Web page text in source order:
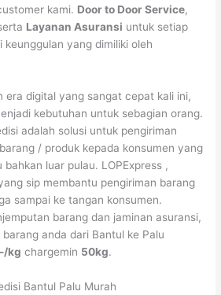
kami. Door to Door Service,
Layanan Asuransi untuk setiap
keunggulan yang dimiliki oleh
era digital yang sangat cepat kali ini,
kebutuhan untuk sebagian orang.
adalah solusi untuk pengiriman
/ produk kepada konsumen yang
luar pulau. LOPExpress ,
sip membantu pengiriman barang
sampai ke tangan konsumen.
barang dan jaminan asuransi,
anda dari Bantul ke Palu
kg chargemin 50kg.
Bantul Palu Murah